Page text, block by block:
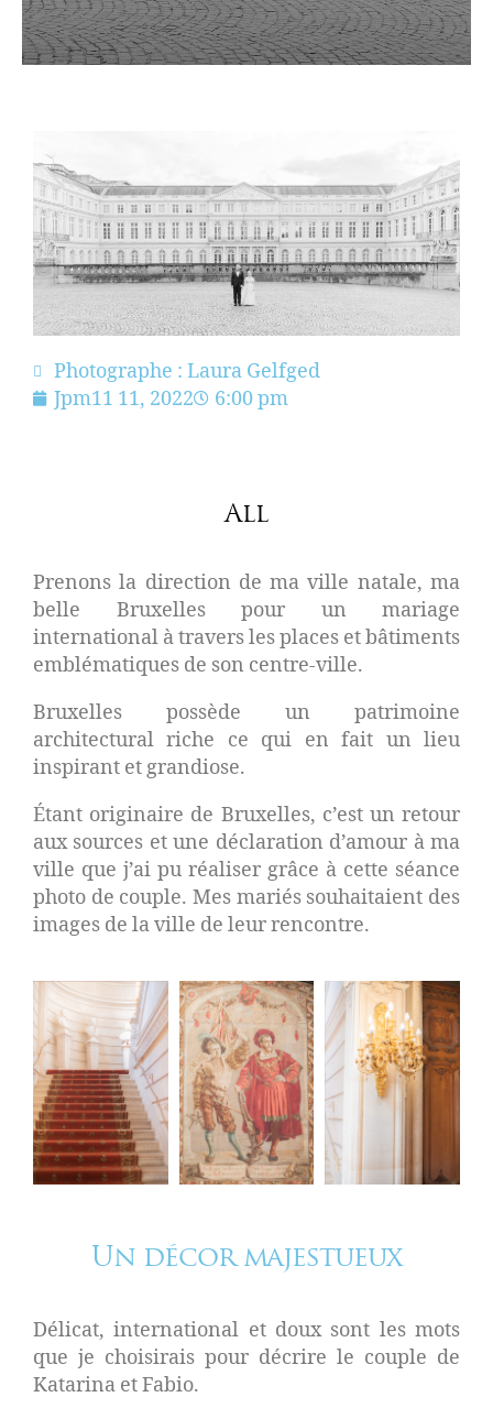
Photographe : Laura Gelfged
Jpm11 11, 2022
6:00 pm
All
Prenons la direction de ma ville natale, ma
belle Bruxelles pour un mariage
international à travers les places et bâtiments
emblématiques de son centre-ville.
Bruxelles possède un patrimoine
architectural riche ce qui en fait un lieu
inspirant et grandiose.
Étant originaire de Bruxelles, c’est un retour
aux sources et une déclaration d’amour à ma
ville que j’ai pu réaliser grâce à cette séance
photo de couple. Mes mariés souhaitaient des
images de la ville de leur rencontre.
Un décor majestueux​
Délicat, international et doux sont les mots
que je choisirais pour décrire le couple de
Katarina et Fabio.